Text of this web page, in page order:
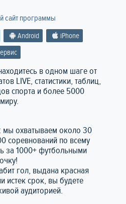
сайт программы
Android
iPhone
в одном шаге от
LIVE, статистики, таблиц,
спорта и более 5000
охватываем около 30
соревнований по всему
за 1000+ футбольными
гол, выдана красная
истек срок, вы будете
аудиторией.